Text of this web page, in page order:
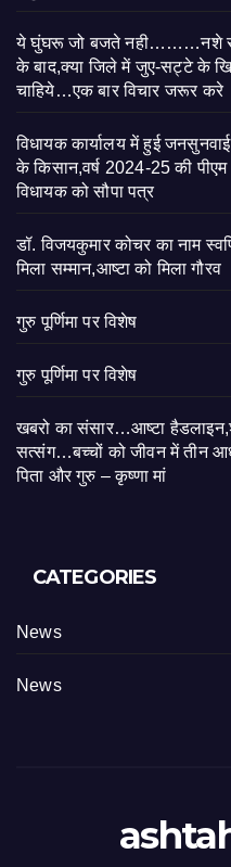
ये घुंघरू जो बजते नही………नशे से
के बाद,क्या जिले में जुए-सट्टे के
चाहिये…एक बार विचार जरूर करे
विधायक कार्यालय में हुई
के किसान,वर्ष 2024-25 की पीएम
विधायक को सौपा पत्र
डॉ. विजयकुमार कोचर का नाम
मिला सम्मान,आष्टा को मिला गौरव
गुरु पूर्णिमा पर विशेष
गुरु पूर्णिमा पर विशेष
खबरो का संसार…आष्टा
सत्संग…बच्चों को जीवन में तीन
पिता और गुरु – कृष्णा मां
CATEGORIES
News
News